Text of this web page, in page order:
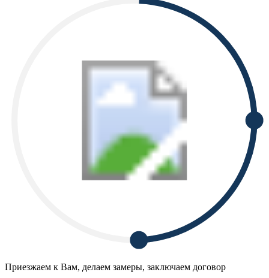
Приезжаем к Вам, делаем замеры, заключаем договор